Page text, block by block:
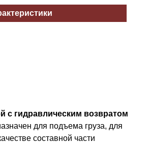
с гидравлическим возвратом
для подъема груза, для
составной части